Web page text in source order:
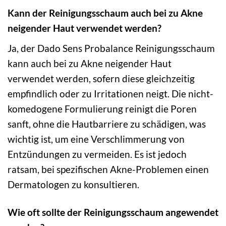
Kann der Reinigungsschaum auch bei zu Akne
neigender Haut verwendet werden?
Ja, der Dado Sens Probalance Reinigungsschaum
kann auch bei zu Akne neigender Haut
verwendet werden, sofern diese gleichzeitig
empfindlich oder zu Irritationen neigt. Die nicht-
komedogene Formulierung reinigt die Poren
sanft, ohne die Hautbarriere zu schädigen, was
wichtig ist, um eine Verschlimmerung von
Entzündungen zu vermeiden. Es ist jedoch
ratsam, bei spezifischen Akne-Problemen einen
Dermatologen zu konsultieren.
Wie oft sollte der Reinigungsschaum angewendet